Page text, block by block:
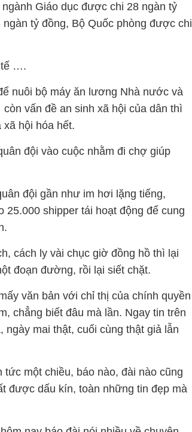
Giáo dục được chi 28 ngàn tỷ
tỷ đồng, Bộ Quốc phòng được chi
tế ….
nuôi bộ máy ăn lương Nhà nước và
vấn đề an sinh xã hội của dân thì
hội hóa hết.
đội vào cuộc nhằm đi chợ giúp
đội gần như im hơi lặng tiếng,
25.000 shipper tái hoạt động để cung
cách ly vài chục giờ đồng hồ thì lại
đoạn đường, rồi lại siết chặt.
văn bản với chỉ thị của chính quyền
chẳng biết đâu mà lần. Ngay tin trên
mai thật, cuối cùng thật giả lẫn
một chiều, báo nào, đài nào cũng
được dấu kín, toàn những tin đẹp mà